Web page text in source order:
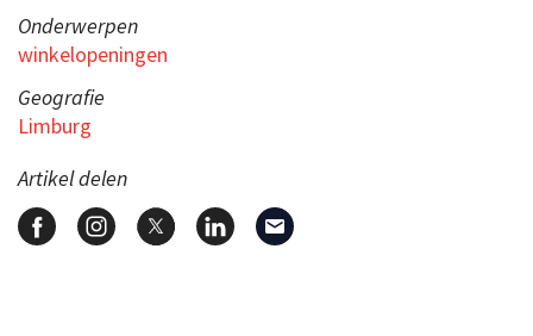
Onderwerpen
winkelopeningen
Geografie
Limburg
Artikel delen